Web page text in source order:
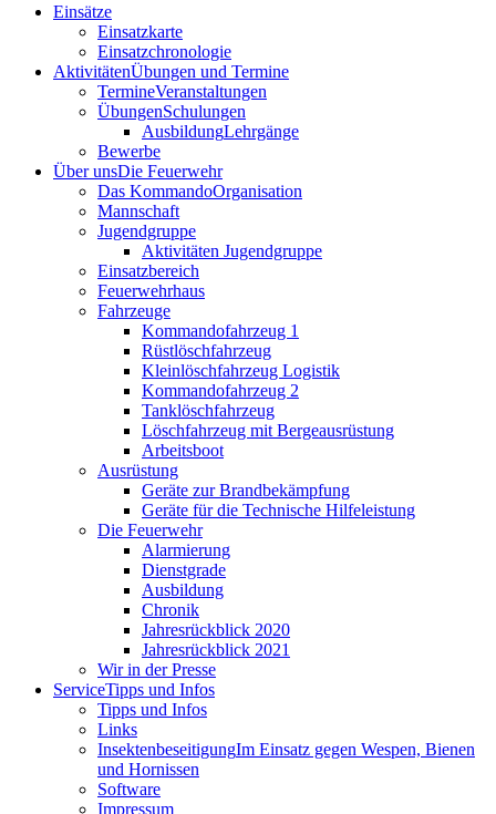
Einsätze
Einsatzkarte
Einsatzchronologie
AktivitätenÜbungen und Termine
TermineVeranstaltungen
ÜbungenSchulungen
AusbildungLehrgänge
Bewerbe
Über unsDie Feuerwehr
Das KommandoOrganisation
Mannschaft
Jugendgruppe
Aktivitäten Jugendgruppe
Einsatzbereich
Feuerwehrhaus
Fahrzeuge
Kommandofahrzeug 1
Rüstlöschfahrzeug
Kleinlöschfahrzeug Logistik
Kommandofahrzeug 2
Tanklöschfahrzeug
Löschfahrzeug mit Bergeausrüstung
Arbeitsboot
Ausrüstung
Geräte zur Brandbekämpfung
Geräte für die Technische Hilfeleistung
Die Feuerwehr
Alarmierung
Dienstgrade
Ausbildung
Chronik
Jahresrückblick 2020
Jahresrückblick 2021
Wir in der Presse
ServiceTipps und Infos
Tipps und Infos
Links
InsektenbeseitigungIm Einsatz gegen Wespen, Bienen
und Hornissen
Software
Impressum